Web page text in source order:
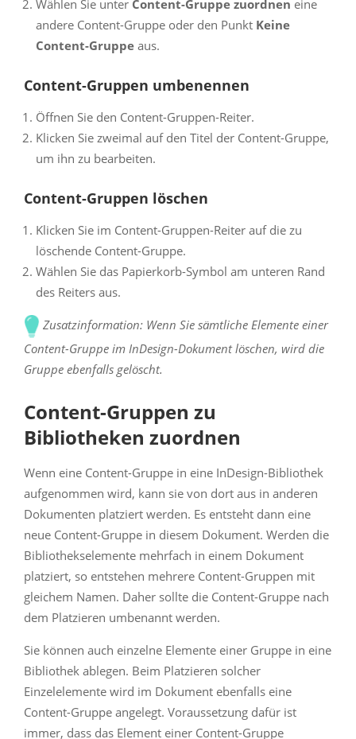
Wählen Sie unter Content-Gruppe zuordnen eine
andere Content-Gruppe oder den Punkt Keine
Content-Gruppe aus.
Content-Gruppen umbenennen
Öffnen Sie den Content-Gruppen-Reiter.
Klicken Sie zweimal auf den Titel der Content-Gruppe,
um ihn zu bearbeiten.
Content-Gruppen löschen
Klicken Sie im Content-Gruppen-Reiter auf die zu
löschende Content-Gruppe.
Wählen Sie das Papierkorb-Symbol am unteren Rand
des Reiters aus.
Zusatzinformation: Wenn Sie sämtliche Elemente einer
Content-Gruppe im InDesign-Dokument löschen, wird die
Gruppe ebenfalls gelöscht.
Content-Gruppen zu
Bibliotheken zuordnen
Wenn eine Content-Gruppe in eine InDesign-Bibliothek
aufgenommen wird, kann sie von dort aus in anderen
Dokumenten platziert werden. Es entsteht dann eine
neue Content-Gruppe in diesem Dokument. Werden die
Bibliothekselemente mehrfach in einem Dokument
platziert, so entstehen mehrere Content-Gruppen mit
gleichem Namen. Daher sollte die Content-Gruppe nach
dem Platzieren umbenannt werden.
Sie können auch einzelne Elemente einer Gruppe in eine
Bibliothek ablegen. Beim Platzieren solcher
Einzelelemente wird im Dokument ebenfalls eine
Content-Gruppe angelegt. Voraussetzung dafür ist
immer, dass das Element einer Content-Gruppe